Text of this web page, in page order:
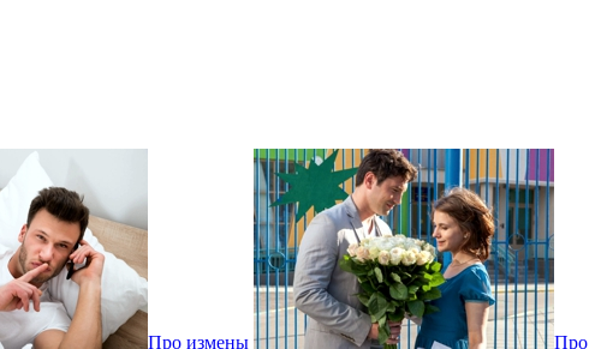
Про измены Про